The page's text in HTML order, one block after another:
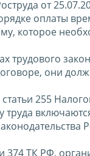
от
оплаты
которое
они
255
труда
374 ТК РФ,